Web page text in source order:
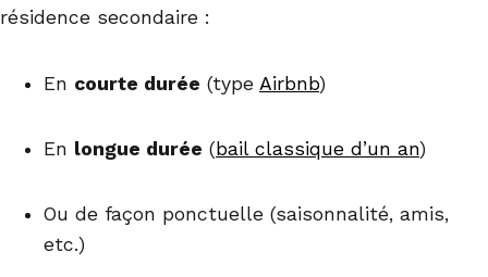
résidence secondaire :
En courte durée (type Airbnb)
En longue durée ( bail classique d’un an)
Ou de façon ponctuelle (saisonnalité, amis,
etc.)